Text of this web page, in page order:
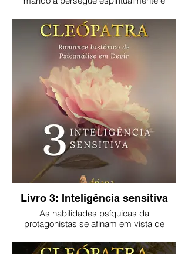
sobrevivência.
Versão impressa:
https://clubedeautores.com.br/livro/proxima-
da-destruicao
Para o ebook, clique na imagem.
Livro 3: Inteligência sensitiva
As habilidades psíquicas da
protagonistas se afinam em vista de
e como agir diante do perigo.